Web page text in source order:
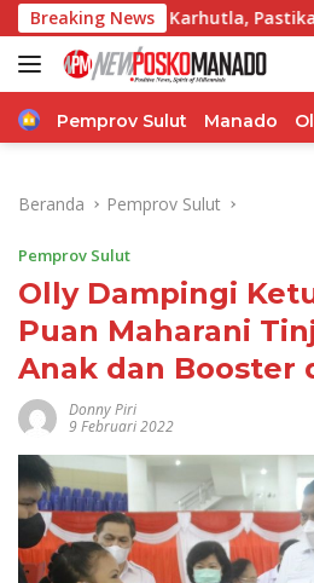
Langsung
ke
konten
Breaking News
Karhutla, Pastikan
Home
Pemprov Sulut Manado
Beranda Pemprov Sulut
Pemprov Sulut
Olly Dampingi
Puan Maharani
Anak dan Booster
Donny Piri
9 Februari 2022